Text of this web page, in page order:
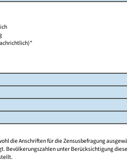
die Anschriften für die Zensusbefragung
Bevölkerungszahlen unter Berücksichtigung